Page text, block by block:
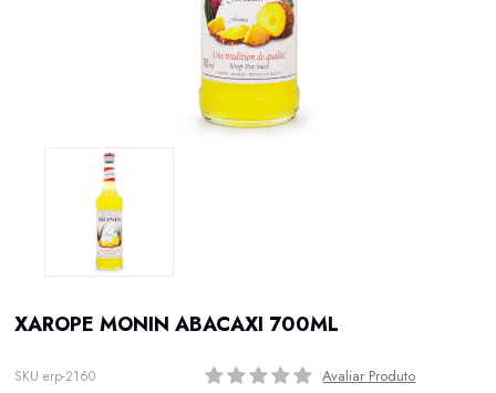
XAROPE MONIN ABACAXI 700ML
SKU erp-2160 Avaliar Produto